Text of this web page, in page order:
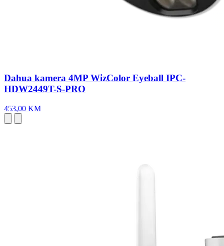
Dahua kamera 4MP WizColor Eyeball IPC-
HDW2449T-S-PRO
453,00 KM